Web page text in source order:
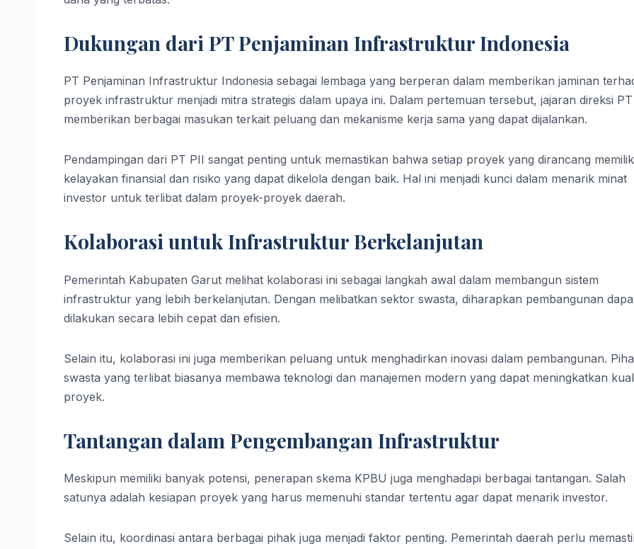
Dukungan dari PT Penjaminan Infrastruktur Indonesia
PT Penjaminan Infrastruktur Indonesia sebagai lembaga yang berperan dalam memberikan jaminan
proyek infrastruktur menjadi mitra strategis dalam upaya ini. Dalam pertemuan tersebut, jajaran direksi PT
memberikan berbagai masukan terkait peluang dan mekanisme kerja sama yang dapat dijalankan.
Pendampingan dari PT PII sangat penting untuk memastikan bahwa setiap proyek yang dirancang
kelayakan finansial dan risiko yang dapat dikelola dengan baik. Hal ini menjadi kunci dalam menarik minat
investor untuk terlibat dalam proyek-proyek daerah.
Kolaborasi untuk Infrastruktur Berkelanjutan
Pemerintah Kabupaten Garut melihat kolaborasi ini sebagai langkah awal dalam membangun sistem
infrastruktur yang lebih berkelanjutan. Dengan melibatkan sektor swasta, diharapkan pembangunan
dilakukan secara lebih cepat dan efisien.
Selain itu, kolaborasi ini juga memberikan peluang untuk menghadirkan inovasi dalam pembangunan.
swasta yang terlibat biasanya membawa teknologi dan manajemen modern yang dapat meningkatkan
proyek.
Tantangan dalam Pengembangan Infrastruktur
Meskipun memiliki banyak potensi, penerapan skema KPBU juga menghadapi berbagai tantangan. Salah
satunya adalah kesiapan proyek yang harus memenuhi standar tertentu agar dapat menarik investor.
Selain itu, koordinasi antara berbagai pihak juga menjadi faktor penting. Pemerintah daerah perlu